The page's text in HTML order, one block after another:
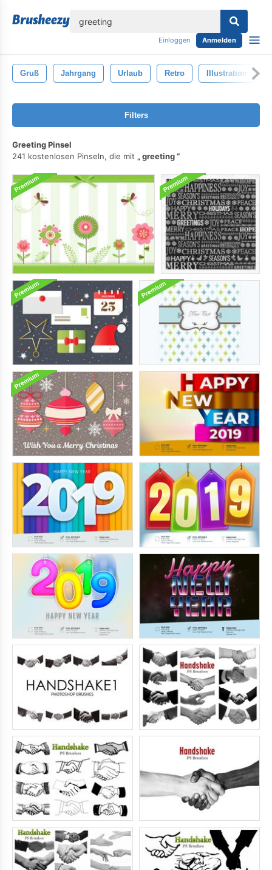
Einloggen Anmelden
Gruß Jahrgang Urlaub Retro Illustration
Filters
Greeting Pinsel
241 kostenlosen Pinseln, die mit
greeting